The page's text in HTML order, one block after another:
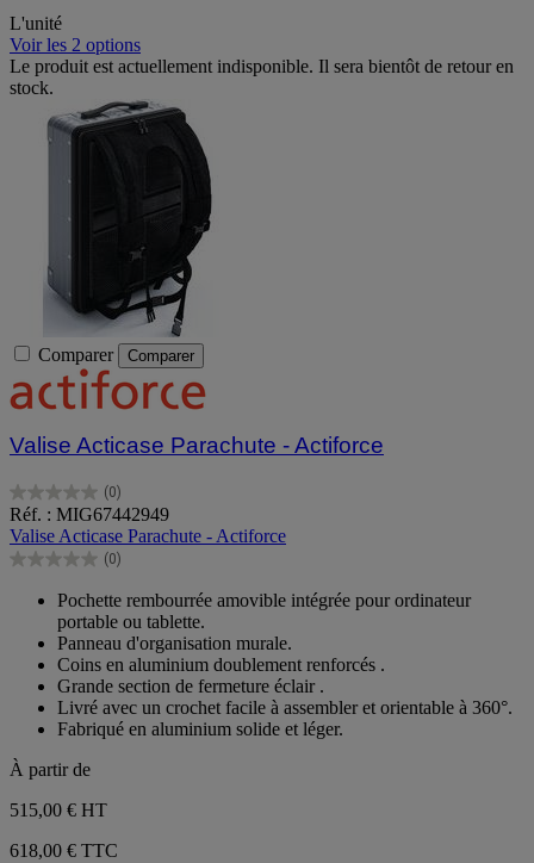
L'unité
Voir les 2 options
Le produit est actuellement indisponible. Il sera bientôt de retour en
stock.
Comparer Comparer
Valise Acticase Parachute - Actiforce
(0)
0.0
sur
5
étoiles.
Réf. : MIG67442949
Valise Acticase Parachute - Actiforce
(0)
0.0
étoiles.
Pochette rembourrée amovible intégrée pour ordinateur
portable ou tablette.
Panneau d'organisation murale.
Coins en aluminium doublement renforcés .
Grande section de fermeture éclair .
Livré avec un crochet facile à assembler et orientable à 360°.
Fabriqué en aluminium solide et léger.
À partir de
515,00 € HT
618,00 € TTC